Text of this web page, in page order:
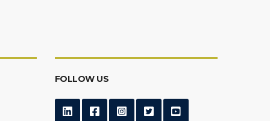
FOLLOW US